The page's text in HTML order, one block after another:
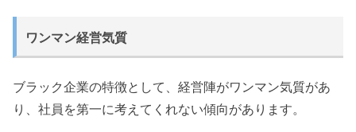
ワンマン経営気質
ブラック企業の特徴として、経営陣がワンマン気質があ
り、社員を第一に考えてくれない傾向があります。